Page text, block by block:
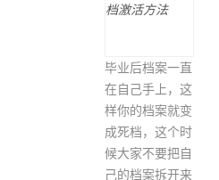
毕业后档案一直
在自己手上，这
样你的档案就变
成死档，这个时
候大家不要把自
己的档案拆开来